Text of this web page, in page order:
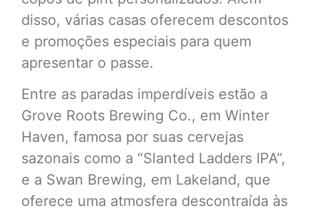
disso, várias casas oferecem descontos
e promoções especiais para quem
apresentar o passe.
Entre as paradas imperdíveis estão a
Grove Roots Brewing Co., em Winter
Haven, famosa por suas cervejas
sazonais como a “Slanted Ladders IPA”,
e a Swan Brewing, em Lakeland, que
oferece uma atmosfera descontraída às